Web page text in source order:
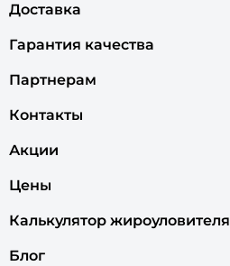
Доставка
Гарантия качества
Партнерам
Контакты
Акции
Цены
Калькулятор жироуловителя
Блог